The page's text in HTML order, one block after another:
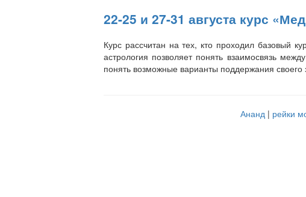
22-25 и 27-31 августа курс
Курс рассчитан на тех, кто проходил базовый
астрология позволяет понять взаимосвязь
понять возможные варианты поддержания
Ананд рейки